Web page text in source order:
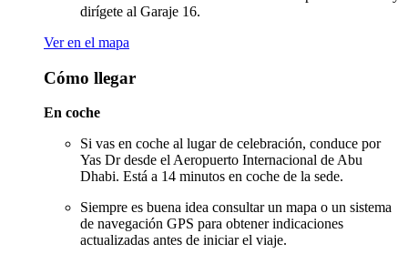
dirígete al Garaje 16.
Ver en el mapa
Cómo llegar
En coche
Si vas en coche al lugar de celebración, conduce por
Yas Dr desde el Aeropuerto Internacional de Abu
Dhabi. Está a 14 minutos en coche de la sede.
Siempre es buena idea consultar un mapa o un sistema
de navegación GPS para obtener indicaciones
actualizadas antes de iniciar el viaje.